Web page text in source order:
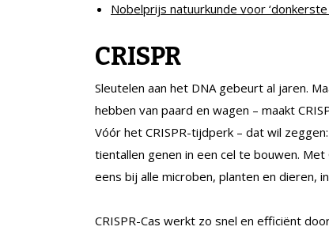
Nobelprijs natuurkunde voor
CRISPR
Sleutelen aan het DNA gebeurt al jaren.
hebben van paard en wagen – maakt
Vóór het CRISPR-tijdperk – dat wil
tientallen genen in een cel te bouwen.
eens bij alle microben, planten en dieren,
CRISPR-Cas werkt zo snel en efficiënt